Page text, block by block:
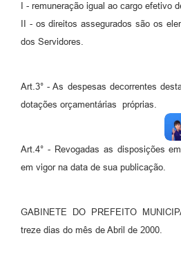
I - remuneração igual ao cargo
II - os direitos assegurados são os
dos Servidores.
Art.3° - As despesas decorrentes
dotações orçamentárias próprias.
Art.4° - Revogadas as disposições
em vigor na data de sua publicação.
GABINETE DO PREFEITO
treze dias do mês de Abril de 2000.